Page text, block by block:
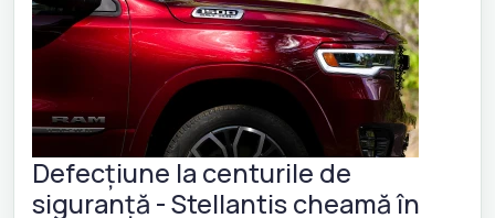
Defecțiune la centurile de
siguranță - Stellantis cheamă în